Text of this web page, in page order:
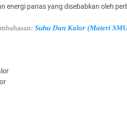
energi panas yang disebabkan oleh
Suhu Dan Kalor (Materi